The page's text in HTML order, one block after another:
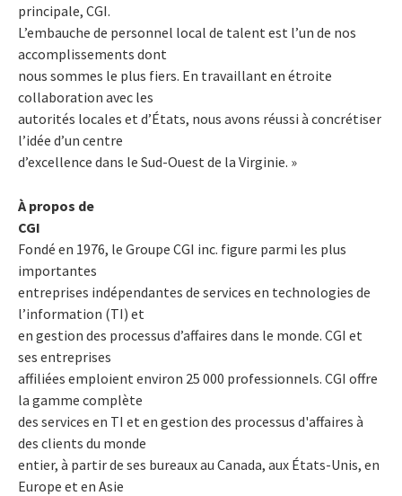
principale, CGI.
L’embauche de personnel local de talent est l’un de nos
accomplissements dont
nous sommes le plus fiers. En travaillant en étroite
collaboration avec les
autorités locales et d’États, nous avons réussi à concrétiser
l’idée d’un centre
d’excellence dans le Sud-Ouest de la Virginie. »
À propos de
CGI
Fondé en 1976, le Groupe CGI inc. figure parmi les plus
importantes
entreprises indépendantes de services en technologies de
l’information (TI) et
en gestion des processus d’affaires dans le monde. CGI et
ses entreprises
affiliées emploient environ 25 000 professionnels. CGI offre
la gamme complète
des services en TI et en gestion des processus d'affaires à
des clients du monde
entier, à partir de ses bureaux au Canada, aux États-Unis, en
Europe et en Asie